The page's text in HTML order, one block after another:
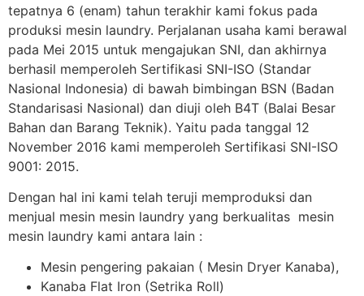
tepatnya 6 (enam) tahun terakhir kami fokus pada
produksi mesin laundry. Perjalanan usaha kami berawal
pada Mei 2015 untuk mengajukan SNI, dan akhirnya
berhasil memperoleh Sertifikasi SNI-ISO (Standar
Nasional Indonesia) di bawah bimbingan BSN (Badan
Standarisasi Nasional) dan diuji oleh B4T (Balai Besar
Bahan dan Barang Teknik). Yaitu pada tanggal 12
November 2016 kami memperoleh Sertifikasi SNI-ISO
9001: 2015.
Dengan hal ini kami telah teruji memproduksi dan
menjual mesin mesin laundry yang berkualitas mesin
mesin laundry kami antara lain :
Mesin pengering pakaian ( Mesin Dryer Kanaba),
Kanaba Flat Iron (Setrika Roll)